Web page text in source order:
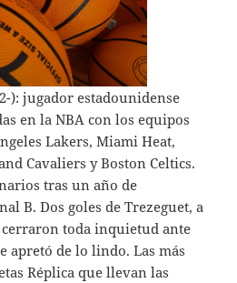
): jugador estadounidense
en la NBA con los equipos
Lakers, Miami Heat,
Cavaliers y Boston Celtics.
tras un año de
B. Dos goles de Trezeguet, a
cerraron toda inquietud ante
apretó de lo lindo. Las más
Réplica que llevan las